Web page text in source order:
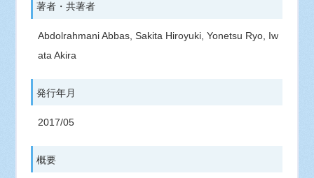
著者・共著者
Abdolrahmani Abbas, Sakita Hiroyuki, Yonetsu Ryo, Iw
ata Akira
発行年月
2017/05
概要